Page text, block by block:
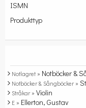
ISMN
Produkttyp
Notlagret » Notböcker &
Notböcker & Sångböcker »
Stråkar » Violin
E » Ellerton, Gustav